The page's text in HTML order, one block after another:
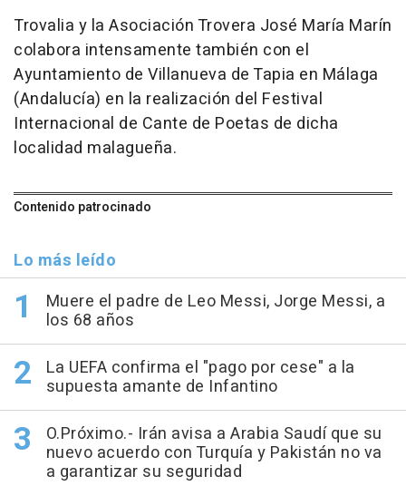
Trovalia y la Asociación Trovera José María Marín
colabora intensamente también con el
Ayuntamiento de Villanueva de Tapia en Málaga
(Andalucía) en la realización del Festival
Internacional de Cante de Poetas de dicha
localidad malagueña.
Contenido patrocinado
Lo más leído
Muere el padre de Leo Messi, Jorge Messi, a
los 68 años
La UEFA confirma el "pago por cese" a la
supuesta amante de Infantino
O.Próximo.- Irán avisa a Arabia Saudí que su
nuevo acuerdo con Turquía y Pakistán no va
a garantizar su seguridad